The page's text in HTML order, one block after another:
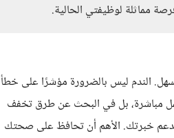
مماثلة لوظيفتي الحالية.
الندم ليس بالضرورة مؤشرًا على خطأ
مباشرة، بل في البحث عن طرق تخفف
خبرتك. الأهم أن تحافظ على صحتك